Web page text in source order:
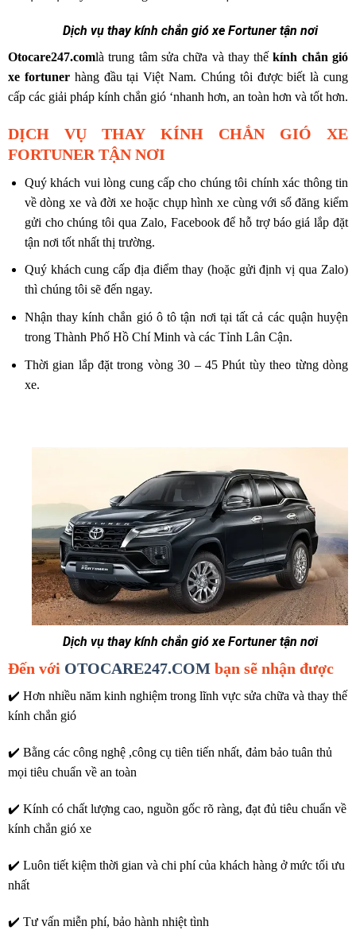
Dịch vụ thay kính chắn gió xe Fortuner tận nơi
Otocare247.comlà trung tâm sửa chữa và thay thếkính chắn gió
xe fortunerhàng đầu tại Việt Nam. Chúng tôi được biết là cung
cấp các giải pháp kính chắn gió ‘nhanh hơn, an toàn hơn và tốt hơn.
DỊCH VỤ THAY KÍNH CHẮN GIÓ XE
FORTUNER TẬN NƠI
Quý khách vui lòng cung cấp cho chúng tôi chính xác thông tin
về dòng xe và đời xe hoặc chụp hình xe cùng với sổ đăng kiểm
gửi cho chúng tôi qua Zalo, Facebook để hỗ trợ báo giá lắp đặt
tận nơi tốt nhất thị trường.
Quý khách cung cấp địa điểm thay (hoặc gửi định vị qua Zalo)
thì chúng tôi sẽ đến ngay.
Nhận thay kính chắn gió ô tô tận nơi tại tất cả các quận huyện
trong Thành Phố Hồ Chí Minh và các Tỉnh Lân Cận.
Thời gian lắp đặt trong vòng 30 – 45 Phút tùy theo từng dòng
xe.
Dịch vụ thay kính chắn gió xe Fortuner tận nơi
Đến với OTOCARE247.COM bạn sẽ nhận được
✔️ Hơn nhiều năm kinh nghiệm trong lĩnh vực sửa chữa và thay thế
kính chắn gió
✔️ Bằng các công nghệ ,công cụ tiên tiến nhất, đảm bảo tuân thủ
mọi tiêu chuẩn về an toàn
✔️ Kính có chất lượng cao, nguồn gốc rõ ràng, đạt đủ tiêu chuẩn về
kính chắn gió xe
✔️ Luôn tiết kiệm thời gian và chi phí của khách hàng ở mức tối ưu
nhất
✔️ Tư vấn miễn phí, bảo hành nhiệt tình